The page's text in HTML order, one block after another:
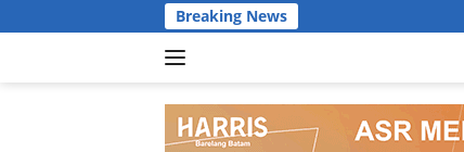
ke
Breaking News